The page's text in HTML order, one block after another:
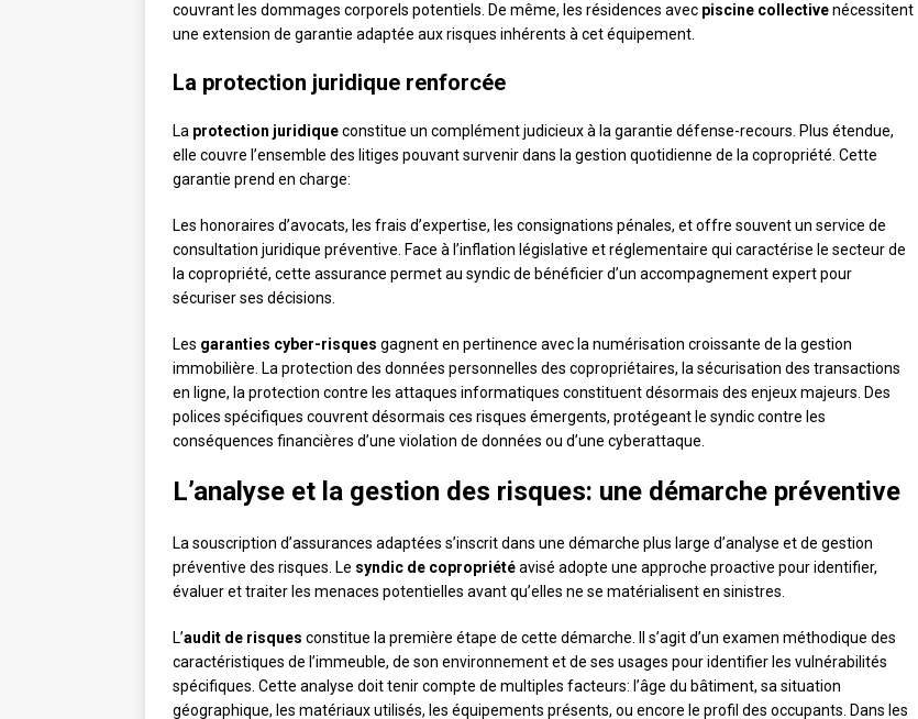
couvrant les dommages corporels potentiels. De même, les résidences avec piscine collectivenécessitent
une extension de garantie adaptée aux risques inhérents à cet équipement.
La protection juridique renforcée
La protection juridiqueconstitue un complément judicieux à la garantie défense-recours. Plus étendue,
elle couvre l’ensemble des litiges pouvant survenir dans la gestion quotidienne de la copropriété. Cette
garantie prend en charge:
Les honoraires d’avocats, les frais d’expertise, les consignations pénales, et offre souvent un service de
consultation juridique préventive. Face à l’inflation législative et réglementaire qui caractérise le secteur de
la copropriété, cette assurance permet au syndic de bénéficier d’un accompagnement expert pour
sécuriser ses décisions.
Les garanties cyber-risques gagnent en pertinence avec la numérisation croissante de la gestion
immobilière. La protection des données personnelles des copropriétaires, la sécurisation des transactions
en ligne, la protection contre les attaques informatiques constituent désormais des enjeux majeurs. Des
polices spécifiques couvrent désormais ces risques émergents, protégeant le syndic contre les
conséquences financières d’une violation de données ou d’une cyberattaque.
L’analyse et la gestion des risques: une démarche préventive
La souscription d’assurances adaptées s’inscrit dans une démarche plus large d’analyse et de gestion
préventive des risques. Le syndic de copropriétéavisé adopte une approche proactive pour identifier,
évaluer et traiter les menaces potentielles avant qu’elles ne se matérialisent en sinistres.
L’audit de risques constitue la première étape de cette démarche. Il s’agit d’un examen méthodique des
caractéristiques de l’immeuble, de son environnement et de ses usages pour identifier les vulnérabilités
spécifiques. Cette analyse doit tenir compte de multiples facteurs: l’âge du bâtiment, sa situation
géographique, les matériaux utilisés, les équipements présents, ou encore le profil des occupants. Dans les